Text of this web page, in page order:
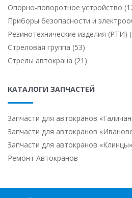
Опорно-поворотное устройство
Приборы безопасности и
Резинотехнические изделия (РТИ)
Стреловая группа (53)
Стрелы автокрана (21)
КАТАЛОГИ ЗАПЧАСТЕЙ
Запчасти для автокранов
Запчасти для автокранов
Запчасти для автокранов «Клинцы»
Ремонт Автокранов